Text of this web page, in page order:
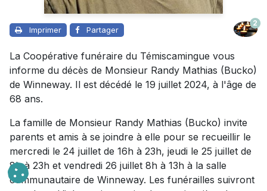
Imprimer Partager
2
La Coopérative funéraire du Témiscamingue vous
informe du décès de Monsieur Randy Mathias (Bucko)
de Winneway. Il est décédé le 19 juillet 2024, à l'âge de
68 ans.
La famille de Monsieur Randy Mathias (Bucko) invite
parents et amis à se joindre à elle pour se recueillir le
mercredi le 24 juillet de 16h à 23h, jeudi le 25 juillet de
8h à 23h et vendredi 26 juillet 8h à 13h à la salle
communautaire de Winneway. Les funérailles suivront